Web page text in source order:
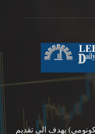
يهدف الى تقديم